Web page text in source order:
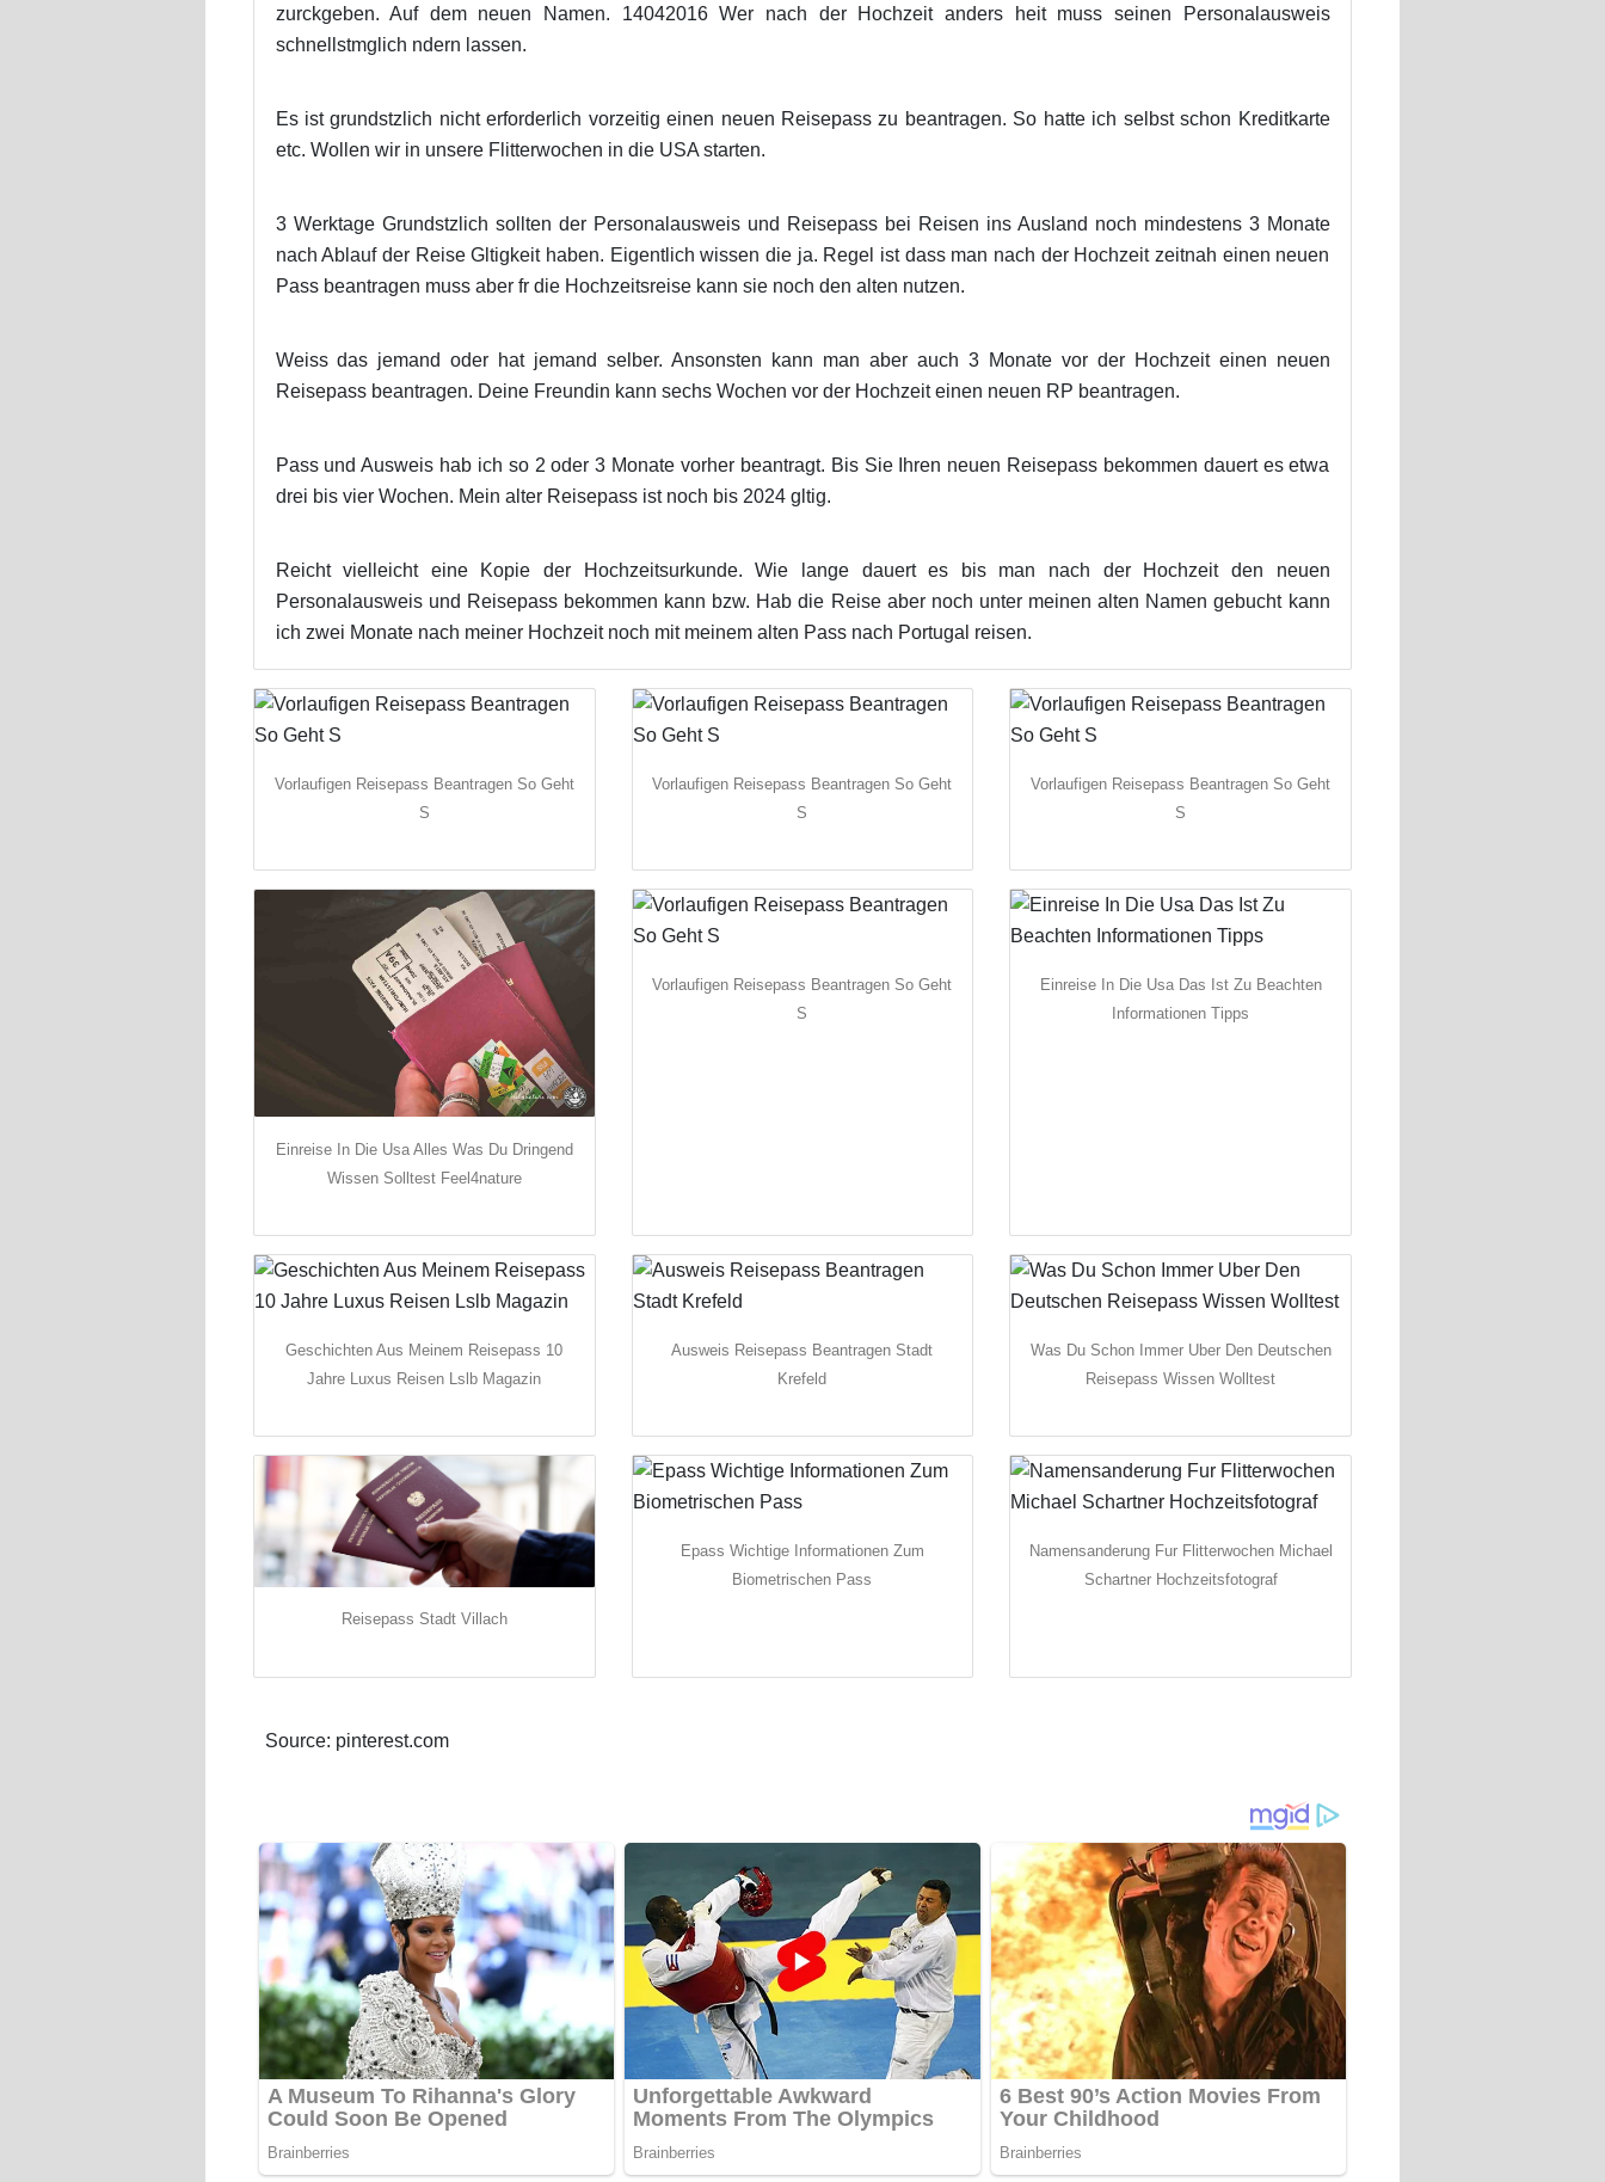
zurckgeben. Auf dem neuen Namen. 14042016 Wer nach der Hochzeit anders heit muss seinen Personalausweis
schnellstmglich ndern lassen.
Es ist grundstzlich nicht erforderlich vorzeitig einen neuen Reisepass zu beantragen. So hatte ich selbst schon Kreditkarte
etc. Wollen wir in unsere Flitterwochen in die USA starten.
3 Werktage Grundstzlich sollten der Personalausweis und Reisepass bei Reisen ins Ausland noch mindestens 3 Monate
nach Ablauf der Reise Gltigkeit haben. Eigentlich wissen die ja. Regel ist dass man nach der Hochzeit zeitnah einen neuen
Pass beantragen muss aber fr die Hochzeitsreise kann sie noch den alten nutzen.
Weiss das jemand oder hat jemand selber. Ansonsten kann man aber auch 3 Monate vor der Hochzeit einen neuen
Reisepass beantragen. Deine Freundin kann sechs Wochen vor der Hochzeit einen neuen RP beantragen.
Pass und Ausweis hab ich so 2 oder 3 Monate vorher beantragt. Bis Sie Ihren neuen Reisepass bekommen dauert es etwa
drei bis vier Wochen. Mein alter Reisepass ist noch bis 2024 gltig.
Reicht vielleicht eine Kopie der Hochzeitsurkunde. Wie lange dauert es bis man nach der Hochzeit den neuen
Personalausweis und Reisepass bekommen kann bzw. Hab die Reise aber noch unter meinen alten Namen gebucht kann
ich zwei Monate nach meiner Hochzeit noch mit meinem alten Pass nach Portugal reisen.
Vorlaufigen Reisepass Beantragen So Geht
S
Vorlaufigen Reisepass Beantragen So Geht
S
Vorlaufigen Reisepass Beantragen So Geht
S
Einreise In Die Usa Alles Was Du Dringend
Wissen Solltest Feel4nature
Vorlaufigen Reisepass Beantragen So Geht
S
Einreise In Die Usa Das Ist Zu Beachten
Informationen Tipps
Geschichten Aus Meinem Reisepass 10
Jahre Luxus Reisen Lslb Magazin
Ausweis Reisepass Beantragen Stadt
Krefeld
Was Du Schon Immer Uber Den Deutschen
Reisepass Wissen Wolltest
Reisepass Stadt Villach
Epass Wichtige Informationen Zum
Biometrischen Pass
Namensanderung Fur Flitterwochen Michael
Schartner Hochzeitsfotograf
Source: pinterest.com